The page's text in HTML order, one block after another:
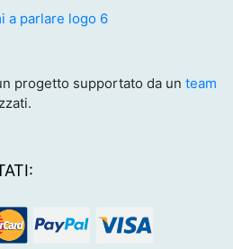
progetto supportato da un team